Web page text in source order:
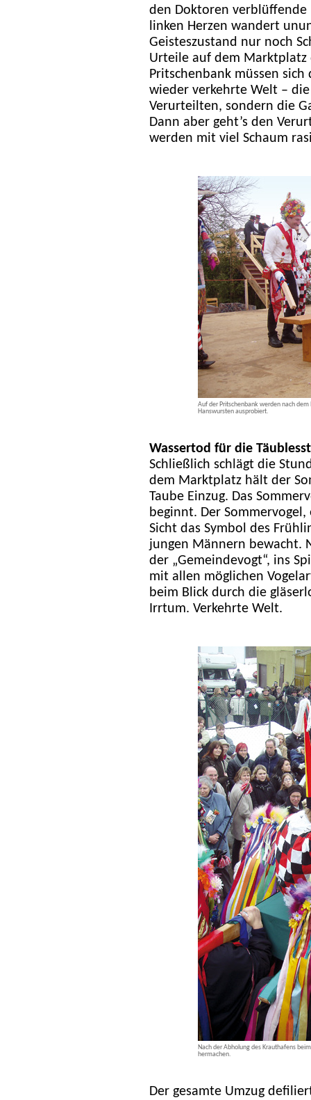
den Doktoren verblüffende
linken Herzen wandert
Geisteszustand nur noch
Urteile auf dem Marktplatz
Pritschenbank müssen
wieder verkehrte Welt –
Verurteilten, sondern die
Dann aber geht’s den
werden mit viel Schaum
Auf der Pritschenbank werden nach
Hanswursten ausprobiert.
Wassertod für die
Schließlich schlägt die
dem Marktplatz hält der
Taube Einzug. Das
beginnt. Der
Sicht das Symbol des
jungen Männern bewacht.
der „Gemeindevogt“, ins
mit allen möglichen
beim Blick durch die
Irrtum. Verkehrte Welt.
Nach der Abholung des Krauthafens
hermachen.
Der gesamte Umzug